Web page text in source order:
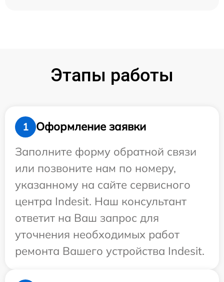
Этапы работы
1
Оформление заявки
Заполните форму обратной связи
или позвоните нам по номеру,
указанному на сайте сервисного
центра Indesit. Наш консультант
ответит на Ваш запрос для
уточнения необходимых работ
ремонта Вашего устройства Indesit.